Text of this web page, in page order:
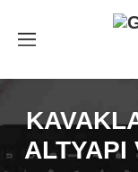
ALTYAPI